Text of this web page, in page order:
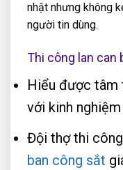
nhật nhưng không
người tin dùng.
Thi công lan can
Hiểu được tâm
với kinh
Đội thợ thi
ban công sắt